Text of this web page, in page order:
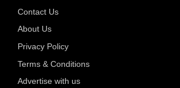
Contact Us
About Us
Privacy Policy
Terms & Conditions
Advertise with us